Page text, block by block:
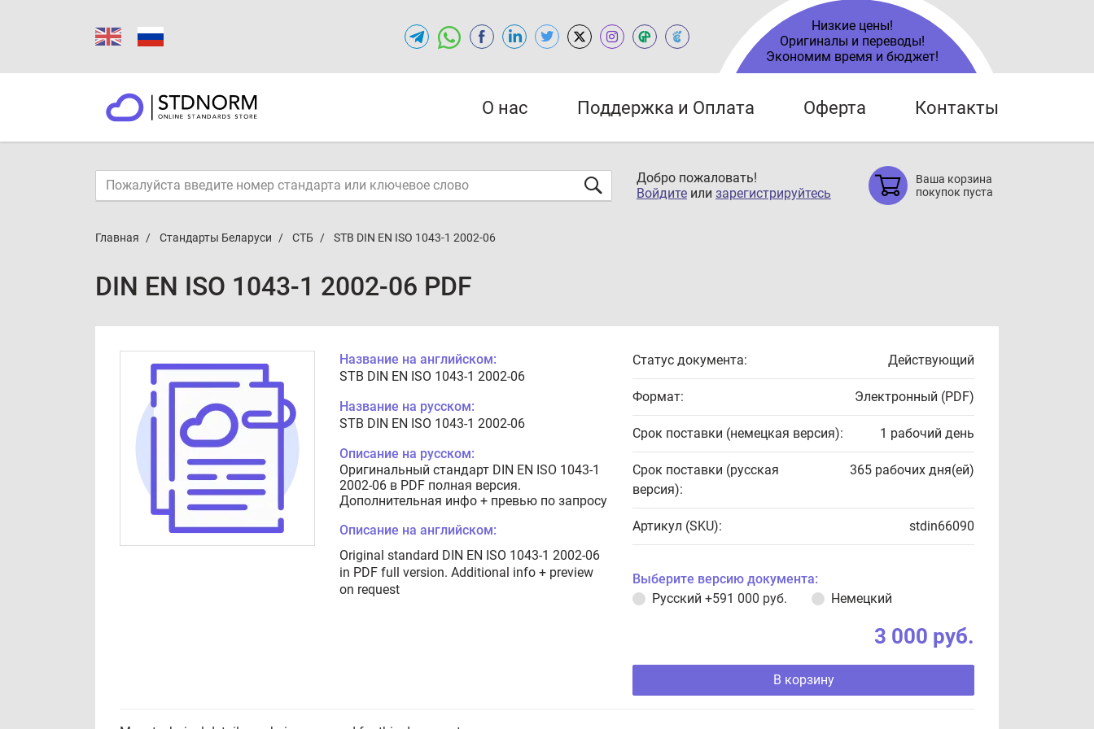
Низкие цены!
Оригиналы и переводы!
Экономим время и бюджет!
О нас Поддержка и Оплата Оферта Контакты
Добро пожаловать!
Войдите или зарегистрируйтесь
Ваша корзина
покупок пуста
Главная Стандарты Беларуси СТБ STB DIN EN ISO 1043-1 2002-06
DIN EN ISO 1043-1 2002-06 PDF
Название на английском:
STB DIN EN ISO 1043-1 2002-06
Название на русском:
STB DIN EN ISO 1043-1 2002-06
Описание на русском:
Оригинальный стандарт DIN EN ISO 1043-1
2002-06 в PDF полная версия.
Дополнительная инфо + превью по запросу
Описание на английском:
Original standard DIN EN ISO 1043-1 2002-06
in PDF full version. Additional info + preview
on request
Статус документа: Действующий
Формат: Электронный (PDF)
Срок поставки (немецкая версия): 1 рабочий день
Срок поставки (русская
версия):
365 рабочих дня(ей)
Артикул (SKU): stdin66090
Выберите версию документа:
Русский +591 000 руб. Немецкий
3 000 руб.
В корзину